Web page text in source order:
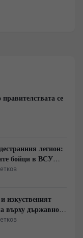
се
легион:
бойци в ВСУ
изкуственият
върху държавното